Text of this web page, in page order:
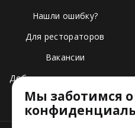
Нашли ошибку?
Для рестораторов
Вакансии
Добавить свое заведение
Тарифы
Мы заботимся